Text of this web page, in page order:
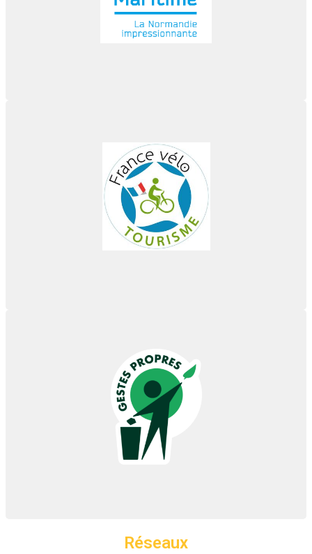
En savoir plus...
France vélo tourisme
Port Rouen est partenaire France vélo tourisme
En savoir plus...
Je navigue, Je trie
Port Ilon est engagé dans le programme "Je navigue,
je trie"
En savoir plus...
Réseaux